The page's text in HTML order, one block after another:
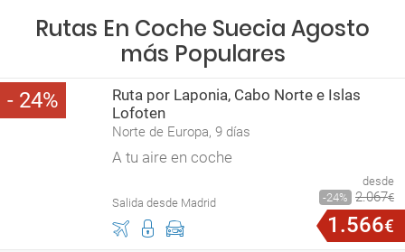
Rutas En Coche Suecia Agosto
más Populares
24
Ruta por Laponia, Cabo Norte e Islas
Lofoten
Norte de Europa, 9 días
A tu aire en coche
Salida desde Madrid
desde
24
2.067€
1 .566€